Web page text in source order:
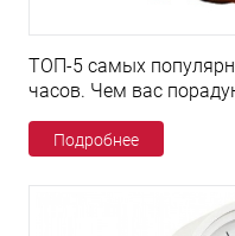
ТОП-5 самых
часов. Чем вас
Подробнее